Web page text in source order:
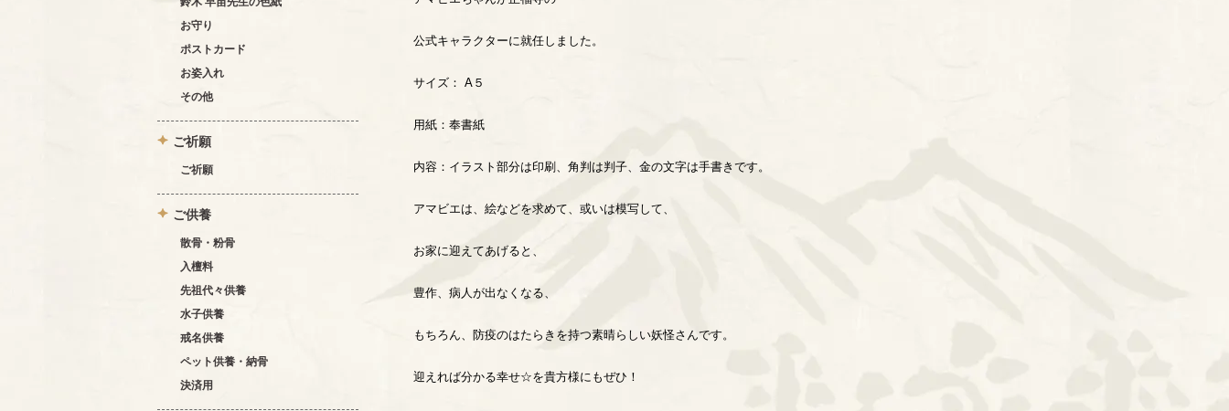
公式キャラクターに就任しました。
サイズ： A５
用紙：奉書紙
内容：イラスト部分は印刷、角判は判子、金の文字は手書きです。
アマビエは、絵などを求めて、或いは模写して、
お家に迎えてあげると、
豊作、病人が出なくなる、
もちろん、防疫のはたらきを持つ素晴らしい妖怪さんです。
迎えれば分かる幸せ☆を貴方様にもぜひ！
お守り
ポストカード
お姿入れ
その他
ご祈願
ご祈願
ご供養
散骨・粉骨
入檀料
先祖代々供養
水子供養
戒名供養
ペット供養・納骨
決済用